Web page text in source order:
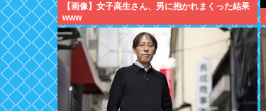
【画像】女子高生さん、男に抱かれまくった結果
www